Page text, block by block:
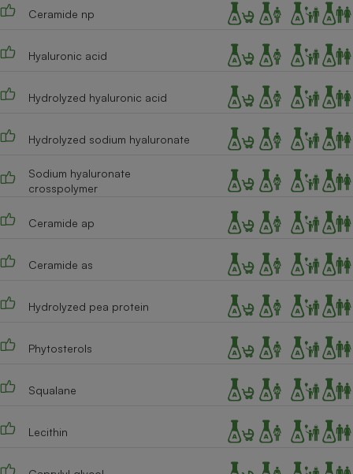
Ceramide np
Hyaluronic acid
Hydrolyzed hyaluronic acid
Hydrolyzed sodium hyaluronate
Sodium hyaluronate
crosspolymer
Ceramide ap
Ceramide as
Hydrolyzed pea protein
Phytosterols
Squalane
Lecithin